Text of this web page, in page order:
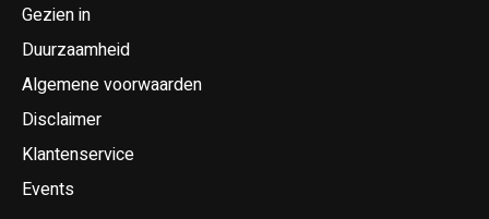
Gezien in
Duurzaamheid
Algemene voorwaarden
Disclaimer
Klantenservice
Events